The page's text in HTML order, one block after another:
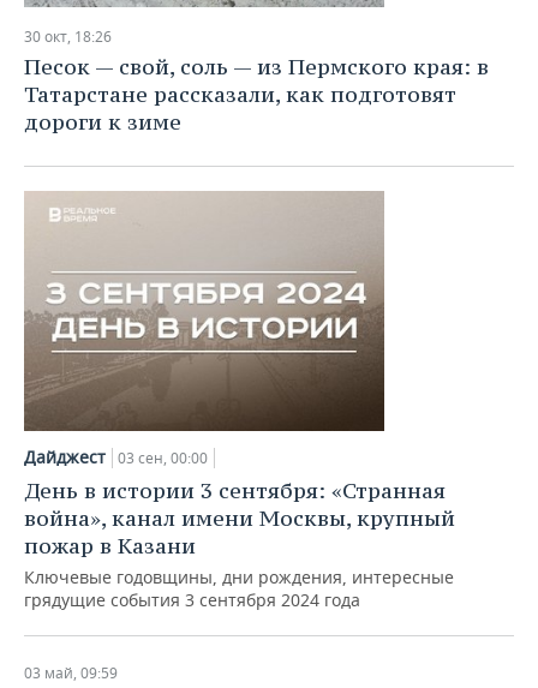
30 окт, 18:26
Песок — свой, соль — из Пермского края: в
Татарстане рассказали, как подготовят
дороги к зиме
Дайджест 03 сен, 00:00
День в истории 3 сентября: «Странная
война», канал имени Москвы, крупный
пожар в Казани
Ключевые годовщины, дни рождения, интересные
грядущие события 3 сентября 2024 года
03 май, 09:59